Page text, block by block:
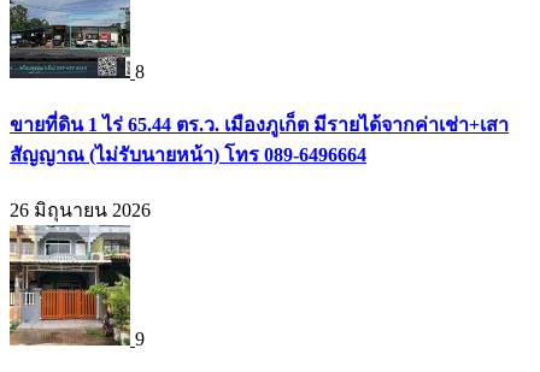
8
ขายที่ดิน 1 ไร่ 65.44 ตร.ว. เมืองภูเก็ต มีรายได้จากค่าเช่า+เสา
สัญญาณ (ไม่รับนายหน้า) โทร 089-6496664
26 มิถุนายน 2026
9